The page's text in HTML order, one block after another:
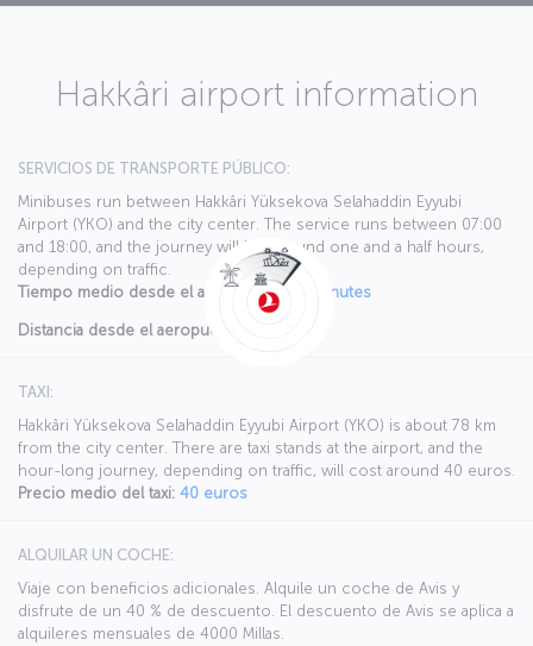
Hakkâri airport information
SERVICIOS DE TRANSPORTE PÚBLICO:
Minibuses run between Hakkâri Yüksekova Selahaddin Eyyubi
Airport (YKO) and the city center. The service runs between 07:00
and 18:00, and the journey will last around one and a half hours,
depending on traffic.
Tiempo medio desde el aeropuerto:
90 minutes
Distancia desde el aeropuerto:
TAXI:
Hakkâri Yüksekova Selahaddin Eyyubi Airport (YKO) is about 78 km
from the city center. There are taxi stands at the airport, and the
hour-long journey, depending on traffic, will cost around 40 euros.
Precio medio del taxi: 40 euros
ALQUILAR UN COCHE:
Viaje con beneficios adicionales. Alquile un coche de Avis y
disfrute de un 40 % de descuento. El descuento de Avis se aplica a
alquileres mensuales de 4000 Millas.